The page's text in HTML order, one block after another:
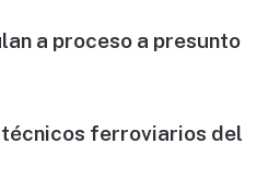
a proceso a presunto
ferroviarios del